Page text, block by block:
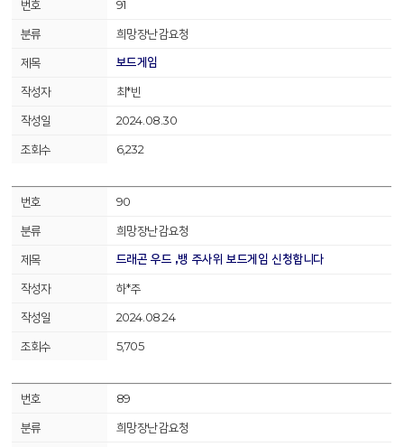
91
희망장난감요청
보드게임
최*빈
2024.08.30
6,232
90
희망장난감요청
드래곤 우드 ,뱅 주사위 보드게임 신청합니다
하*주
2024.08.24
5,705
89
희망장난감요청